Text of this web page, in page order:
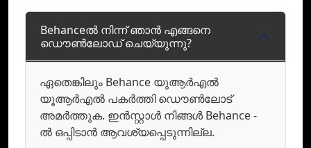
Behanceല്‍ നിന്ന് ഞാന്‍ എങ്ങനെ
ഡൌണ്‍ലോഡ് ചെയ്യുന്നു?
ഏതെങ്കിലും Behance യുആര്‍എല്‍
യൂആര്‍എല്‍ പകര്‍ത്തി ഡൌണ്‍ലോട്
അമര്‍ത്തുക. ഇന്‍സ്റ്റാള്‍ നിങ്ങള്‍ Behance -
ൽ ഒപ്പിടാന്‍ ആവശ്യപ്പെടുന്നില്ല.